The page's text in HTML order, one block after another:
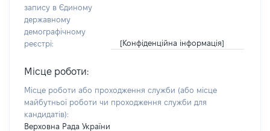
запису в Єдиному
державному
демографічному
реєстрі:
[Конфіденційна інформація]
Місце роботи:
Місце роботи або проходження служби (або місце
майбутньої роботи чи проходження служби для
кандидатів):
Верховна Рада України